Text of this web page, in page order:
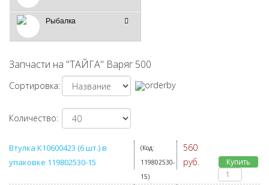
Рыбалка
Запчасти на "ТАЙГА" Варяг 500
Сортировка:
Количество:
Втулка К10600423 (6 шт.) в
упаковке 119802530-15
(Код:
119802530-
15)
560
руб.
Купить